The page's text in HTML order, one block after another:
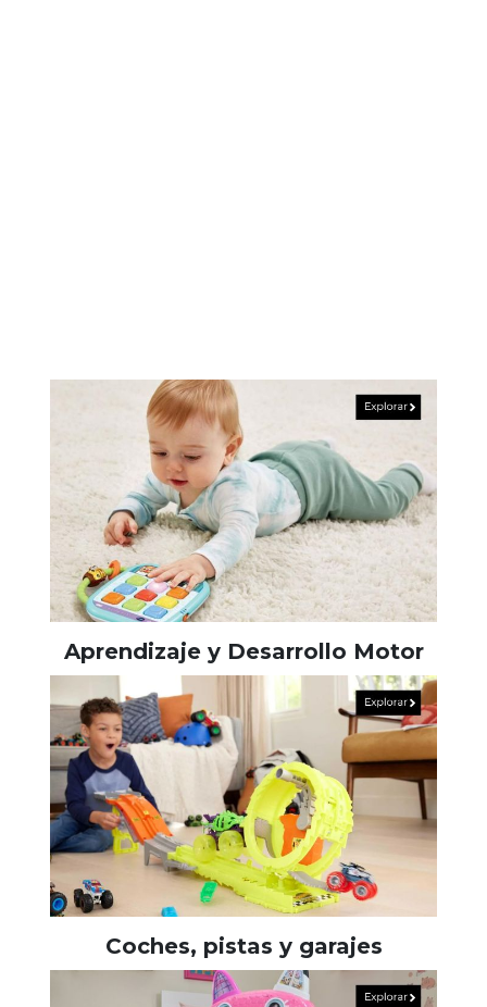
Aprendizaje y Desarrollo Motor
Coches, pistas y garajes